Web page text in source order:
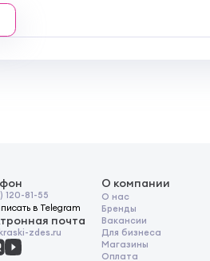
120-81-55
в Telegram
почта
zdes.ru
О компании
О нас
Бренды
Вакансии
Для бизнеса
Магазины
Оплата